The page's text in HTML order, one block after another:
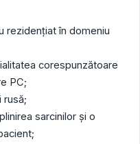
rezidențiat în domeniu
corespunzătoare
PC;
rusă;
sarcinilor și o